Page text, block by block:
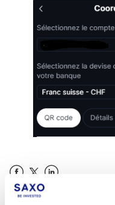
FacebookLinkedIn